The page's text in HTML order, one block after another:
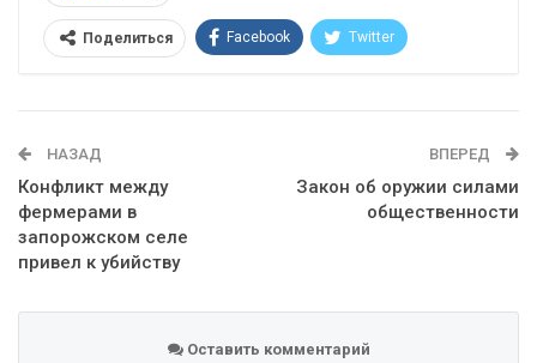
Поделиться Facebook Twitter
НАЗАД
Конфликт между
фермерами в
запорожском селе
привел к убийству
ВПЕРЕД
Закон об оружии силами
общественности
Оставить комментарий